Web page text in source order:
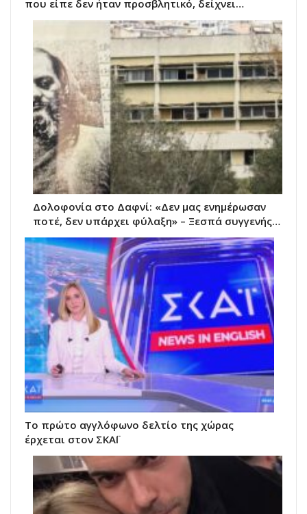
που είπε δεν ήταν προσβλητικό, δείχνει…
Δολοφονία στο Δαφνί: «Δεν μας ενημέρωσαν
ποτέ, δεν υπάρχει φύλαξη» – Ξεσπά συγγενής…
Το πρώτο αγγλόφωνο δελτίο της χώρας
έρχεται στον ΣΚΑΪ